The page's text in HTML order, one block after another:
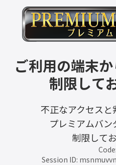
ご利用の端末
制限して
不正なアクセスと
プレミアムバ
制限して
Session ID: